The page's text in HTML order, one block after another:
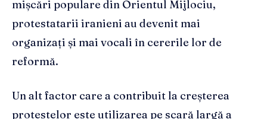
mișcări populare din Orientul Mijlociu,
protestatarii iranieni au devenit mai
organizați și mai vocali în cererile lor de
reformă.
Un alt factor care a contribuit la creșterea
protestelor este utilizarea pe scară largă a